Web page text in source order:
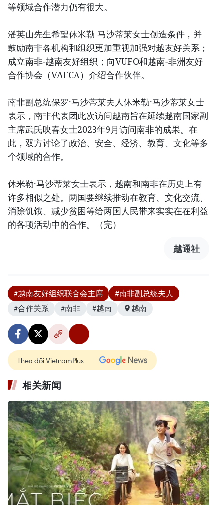
等领域合作潜力仍有很大。
潘英山先生希望休米勒·马沙蒂莱女士创造条件，并
鼓励南非各机构和组织更加重视加强对越友好关系；
成立南非-越南友好组织；向VUFO和越南-非洲友好
合作协会（VAFCA）介绍合作伙伴。
南非副总统保罗·马沙蒂莱夫人休米勒·马沙蒂莱女士
表示，南非代表团此次访问越南旨在延续越南国家副
主席武氏映春女士2023年9月访问南非的成果。在
此，双方讨论了政治、安全、经济、教育、文化等多
个领域的合作。
休米勒·马沙蒂莱女士表示，越南和南非在历史上有
许多相似之处。两国要继续推动在教育、文化交流、
消除饥饿、减少贫困等给两国人民带来实实在在利益
的各项活动中的合作。（完）
越通社
#越南友好组织联合会主席
#南非副总统夫人
#合作关系
#南非 #越南 越南
Theo dõi VietnamPlus
相关新闻